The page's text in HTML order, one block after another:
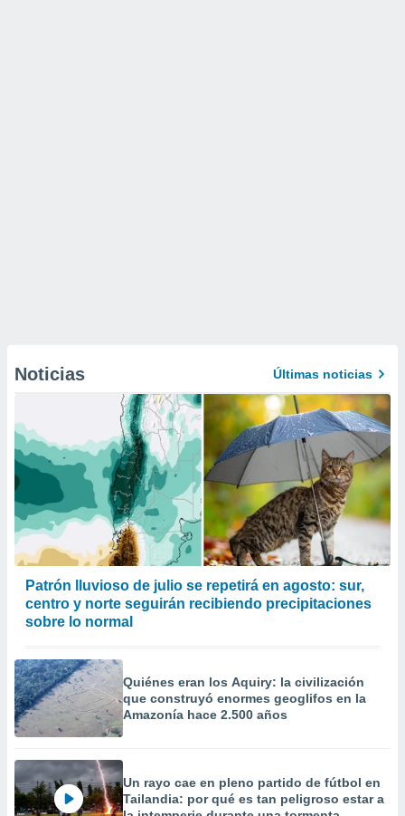
Noticias Últimas noticias
Patrón lluvioso de julio se repetirá en agosto: sur,
centro y norte seguirán recibiendo precipitaciones
sobre lo normal
Quiénes eran los Aquiry: la civilización
que construyó enormes geoglifos en la
Amazonía hace 2.500 años
Un rayo cae en pleno partido de fútbol en
Tailandia: por qué es tan peligroso estar a